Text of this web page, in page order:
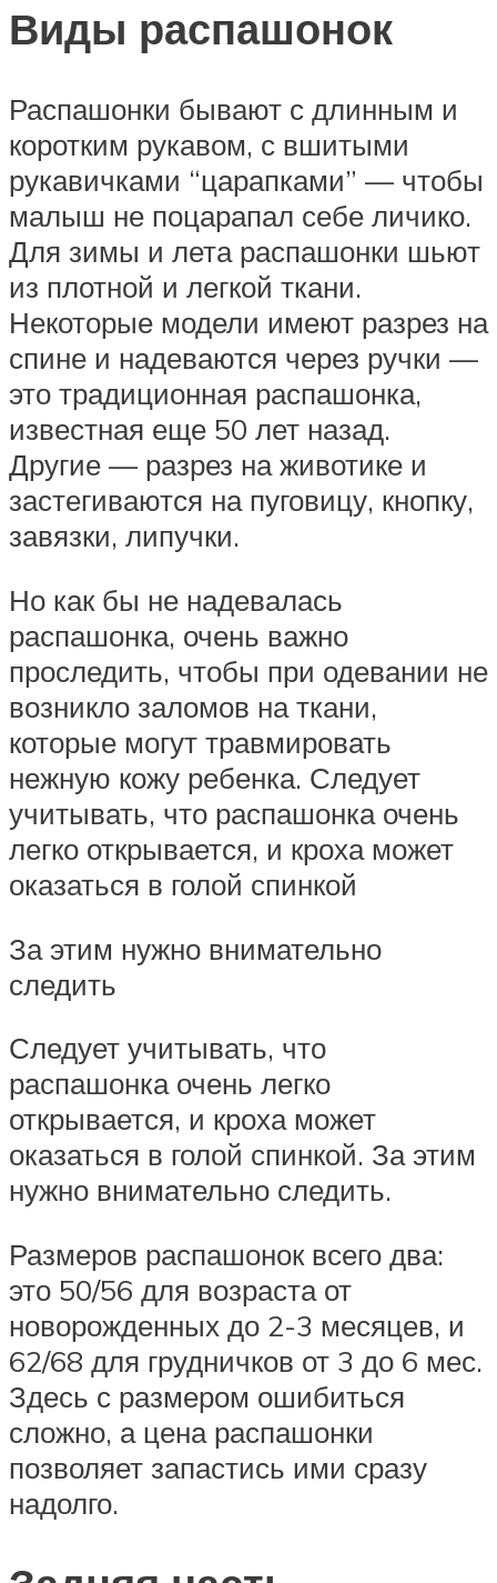
Виды распашонок
Распашонки бывают с длинным и
коротким рукавом, с вшитыми
рукавичками “царапками” — чтобы
малыш не поцарапал себе личико.
Для зимы и лета распашонки шьют
из плотной и легкой ткани.
Некоторые модели имеют разрез на
спине и надеваются через ручки —
это традиционная распашонка,
известная еще 50 лет назад.
Другие — разрез на животике и
застегиваются на пуговицу, кнопку,
завязки, липучки.
Но как бы не надевалась
распашонка, очень важно
проследить, чтобы при одевании не
возникло заломов на ткани,
которые могут травмировать
нежную кожу ребенка. Следует
учитывать, что распашонка очень
легко открывается, и кроха может
оказаться в голой спинкой
За этим нужно внимательно
следить
Следует учитывать, что
распашонка очень легко
открывается, и кроха может
оказаться в голой спинкой. За этим
нужно внимательно следить.
Размеров распашонок всего два:
это 50/56 для возраста от
новорожденных до 2-3 месяцев, и
62/68 для грудничков от 3 до 6 мес.
Здесь с размером ошибиться
сложно, а цена распашонки
позволяет запастись ими сразу
надолго.